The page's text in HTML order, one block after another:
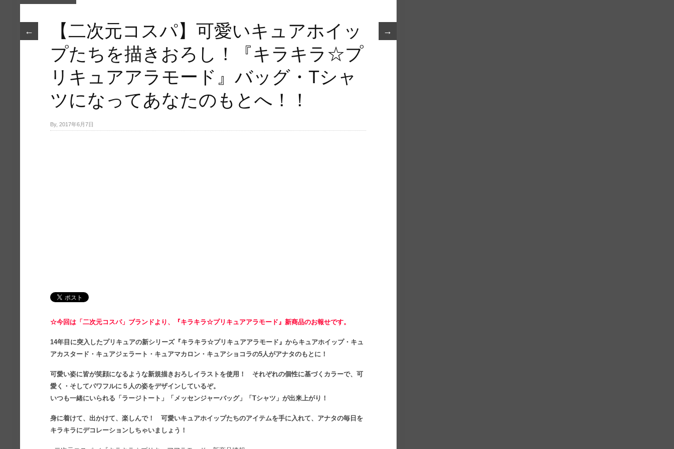
← →
【二次元コスパ】可愛いキュアホイッ
プたちを描​きおろし！『キラキラ☆プ
リキュアアラモー​ド』バッグ・Tシャ
ツになってあなたのもと​へ！！
By, 2017年6月7日
☆今回は「二次元コスパ」ブランドより、『キラキラ☆プリキュアアラモード』新商品のお報せです。
14年目に突入したプリキュアの新シリーズ『キラキラ☆プリキュアアラモード』からキュアホイップ・キュ
アカスタード・キュアジェラート・キュアマカロン・キュアショコラの5人がアナタのもとに！
可愛い姿に皆が笑顔になるような新規描きおろしイラストを使用！ それぞれの個性に基づくカラーで、可
愛く・そしてパワフルに５人の姿をデザインしているぞ。
いつも一緒にいられる「ラージトート」「メッセンジャーバッグ」「Tシャツ」が出来上がり！
身に着けて、出かけて、楽しんで！ 可愛いキュアホイップたちのアイテムを手に入れて、アナタの毎日を
キラキラにデコレーションしちゃいましょう！